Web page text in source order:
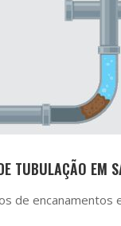
TUBULAÇÃO EM
de encanamentos